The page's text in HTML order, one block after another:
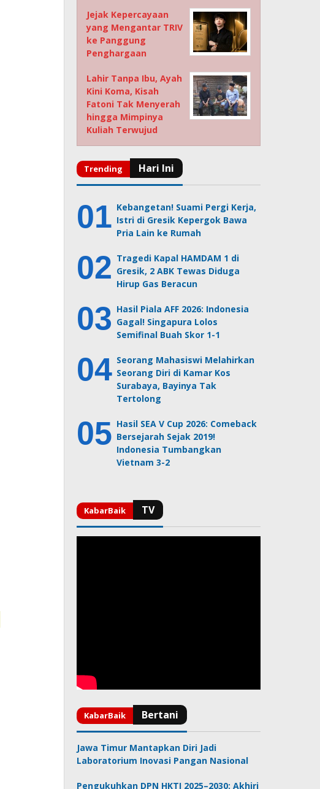
Jejak Kepercayaan
yang Mengantar TRIV
ke Panggung
Penghargaan
Lahir Tanpa Ibu, Ayah
Kini Koma, Kisah
Fatoni Tak Menyerah
hingga Mimpinya
Kuliah Terwujud
Kebangetan! Suami Pergi Kerja,
Istri di Gresik Kepergok Bawa
Pria Lain ke Rumah
Tragedi Kapal HAMDAM 1 di
Gresik, 2 ABK Tewas Diduga
Hirup Gas Beracun
Hasil Piala AFF 2026: Indonesia
Gagal! Singapura Lolos
Semifinal Buah Skor 1-1
Seorang Mahasiswi Melahirkan
Seorang Diri di Kamar Kos
Surabaya, Bayinya Tak
Tertolong
Hasil SEA V Cup 2026: Comeback
Bersejarah Sejak 2019!
Indonesia Tumbangkan
Vietnam 3-2
Jawa Timur Mantapkan Diri Jadi
Laboratorium Inovasi Pangan Nasional
Pengukuhkan DPN HKTI 2025–2030: Akhiri